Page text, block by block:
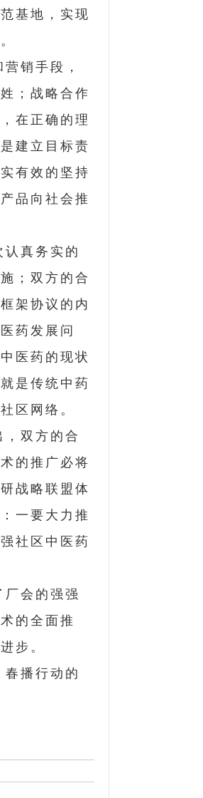
基地，实现
销手段，
；战略合作
在正确的理
建立目标责
有效的坚持
品向社会推
真务实的
；双方的合
架协议的内
药发展问
医药的现状
是传统中药
区网络。
双方的合
的推广必将
战略联盟体
一要大力推
社区中医药
会的强强
的全面推
步。
播行动的